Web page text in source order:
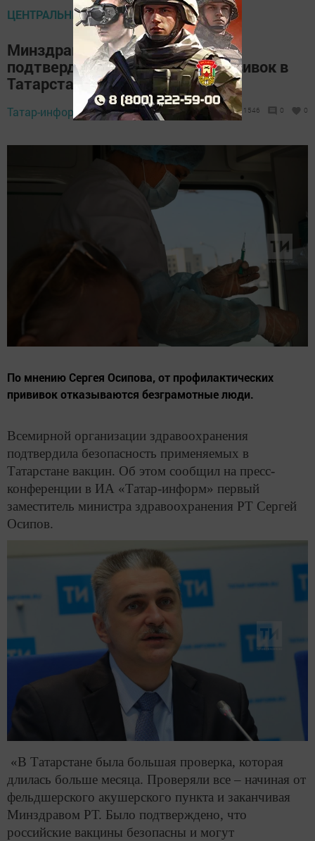
ЦЕНТРАЛЬНЫЕ НОВОСТИ
Минздрав РТ: «Эксперты ВОЗ
подтвердили безопасность прививок в
Татарстане»
Татар-информ, 19 сентября 2018 - 17:16 1546 0 0
По мнению Сергея Осипова, от профилактических
прививок отказываются безграмотные люди.
Всемирной организации здравоохранения
подтвердила безопасность применяемых в
Татарстане вакцин. Об этом сообщил на пресс-
конференции в ИА «Татар-информ» первый
заместитель министра здравоохранения РТ Сергей
Осипов.
«В Татарстане была большая проверка, которая
длилась больше месяца. Проверяли все – начиная от
фельдшерского акушерского пункта и заканчивая
Минздравом РТ. Было подтверждено, что
российские вакцины безопасны и могут